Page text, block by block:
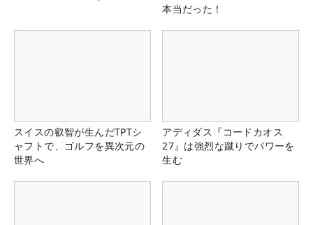
本当だった！
スイスの叡智が生んだTPTシ
ャフトで、ゴルフを異次元の
世界へ
アディダス『コードカオス
27』は強烈な蹴りでパワーを
生む